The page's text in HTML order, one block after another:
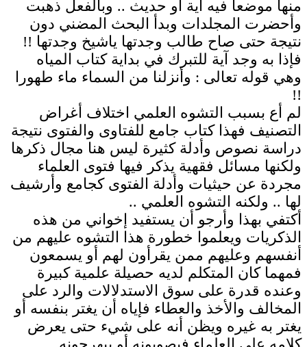
منها موضعا فيه آية أو حديث .. وبالفعل ذهبت
وأحضرت المجلدات وبدأ البحث المضني دون
نتيجة حتى صاح طالب وجدتها ياشيخ وجدتها !!
فإذا به وجد آية للتبرك في بداية كتاب المياه
وهي قوله تعالى : وأنزلنا من السماء ماء طهورا
!!
لم أع بسبب التشوه العلمي اختلاف أغراض
التصنيف فهذا كتاب جامع للفتاوى والفتوى نتيجة
دراسة نصوص وأدلة كثيرة ليس هنا مجال ذكرها
ولكنها مسائل فقهية يذكر فيها فتوى العلماء
مجردة عن حيثيات وأدلة الفتوى كجامع وأرشيف
لها .. ولكنه التشوه العلمي ..
أكتفي بهذا وأرجو أن يستفيد إخواني من هذه
الذكريات ويعلموا خطورة هذا التشوه عليهم من
أنفسهم وعليهم ممن يقرأون لهم أو يسمعون
فمهما كان المتكلم لديه حصيلة علمية كبيرة
وعنده قدرة على سوق الاستدلالات والرد على
المخالف والأخذ والعطاء فإياه أن يغتر بنفسه أو
يغتر به غيره ويظن أنه على شيء حتى يعرض